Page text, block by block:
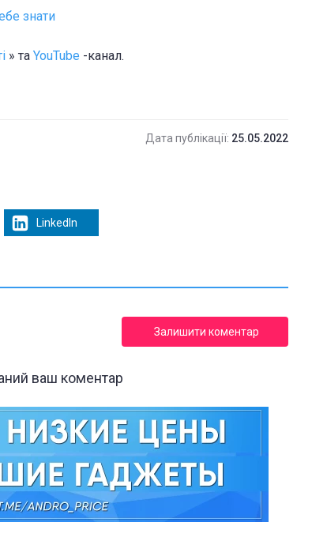
знати
» та YouTube -канал.
Дата публікації: 25.05.2022
LinkedIn
Залишити коментар
ваш коментар